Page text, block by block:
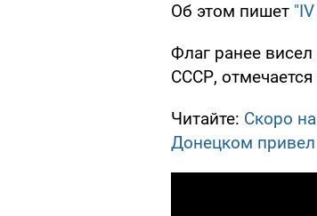
Об этом пишет
Флаг ранее
СССР,
Читайте: Скоро
Донецком привел